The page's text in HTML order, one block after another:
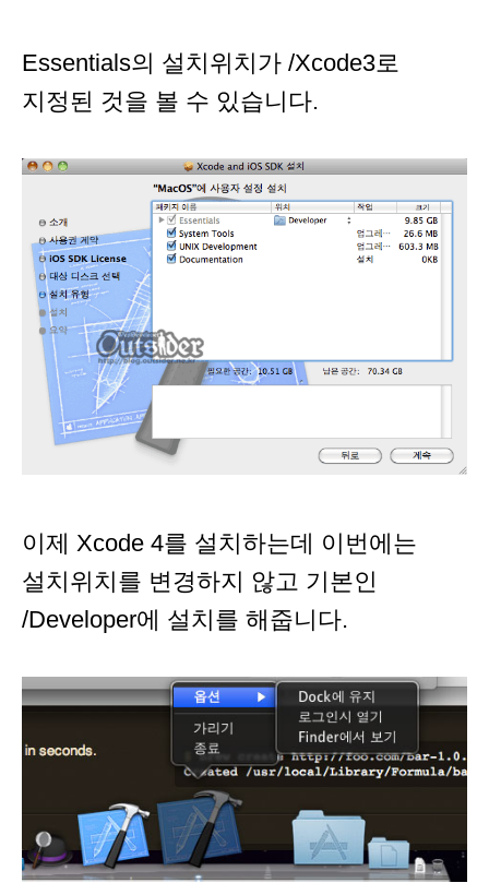
Essentials의 설치위치가 /Xcode3로
지정된 것을 볼 수 있습니다.
이제 Xcode 4를 설치하는데 이번에는
설치위치를 변경하지 않고 기본인
/Developer에 설치를 해줍니다.